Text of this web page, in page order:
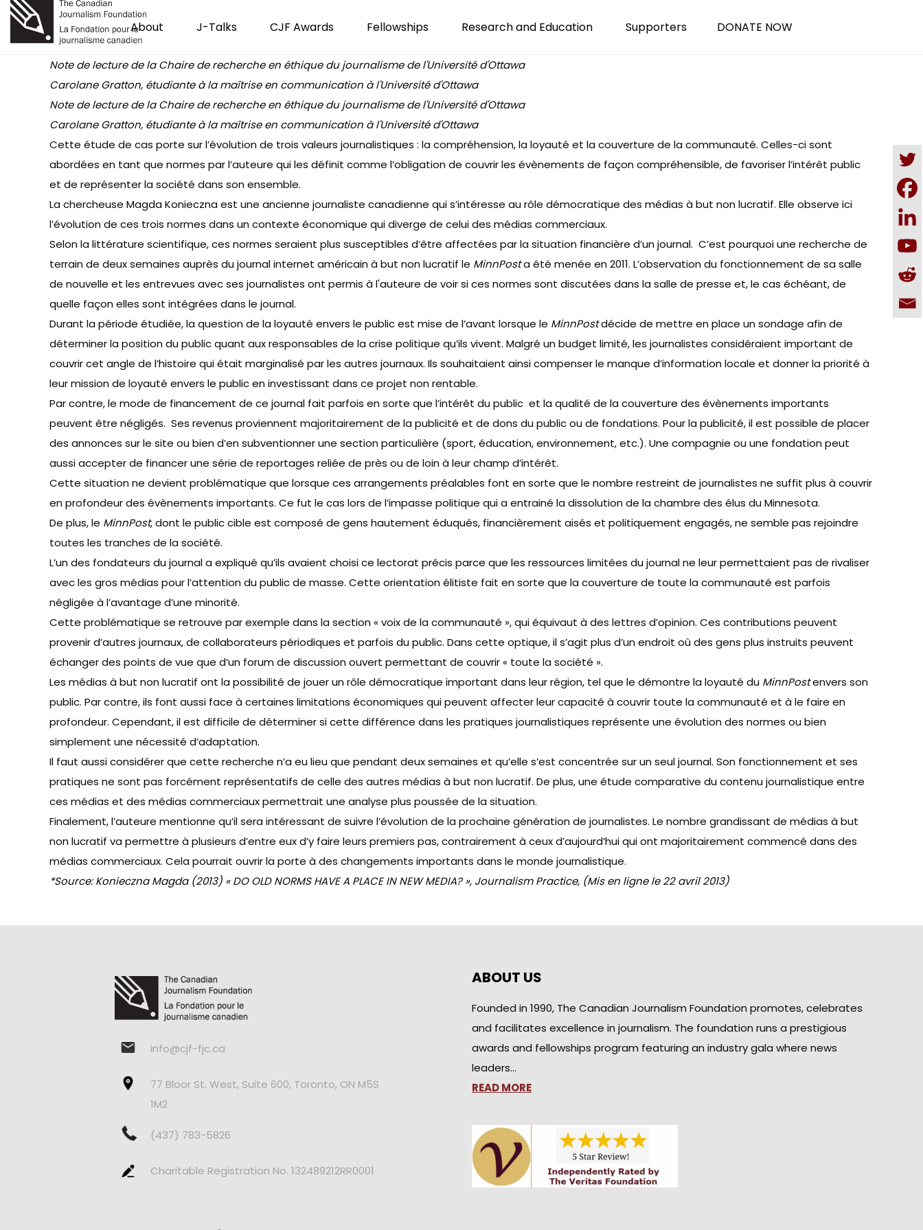
About J-Talks CJF Awards Fellowships Research and Education Supporters DONATE NOW
Note de lecture de la Chaire de recherche en éthique du journalisme de l'Université d'Ottawa
Carolane Gratton, étudiante à la maîtrise en communication à l'Université d'Ottawa
Note de lecture de la Chaire de recherche en éthique du journalisme de l'Université d'Ottawa
Carolane Gratton, étudiante à la maîtrise en communication à l'Université d'Ottawa
Cette étude de cas porte sur l’évolution de trois valeurs journalistiques : la compréhension, la loyauté et la couverture de la communauté. Celles-ci sont
abordées en tant que normes par l’auteure qui les définit comme l’obligation de couvrir les évènements de façon compréhensible, de favoriser l’intérêt public
et de représenter la société dans son ensemble.
La chercheuse Magda Konieczna est une ancienne journaliste canadienne qui s’intéresse au rôle démocratique des médias à but non lucratif. Elle observe ici
l’évolution de ces trois normes dans un contexte économique qui diverge de celui des médias commerciaux.
Selon la littérature scientifique, ces normes seraient plus susceptibles d’être affectées par la situation financière d’un journal. C’est pourquoi une recherche de
terrain de deux semaines auprès du journal internet américain à but non lucratif le MinnPosta été menée en 2011. L’observation du fonctionnement de sa salle
de nouvelle et les entrevues avec ses journalistes ont permis à l'auteure de voir si ces normes sont discutées dans la salle de presse et, le cas échéant, de
quelle façon elles sont intégrées dans le journal.
Durant la période étudiée, la question de la loyauté envers le public est mise de l’avant lorsque le MinnPostdécide de mettre en place un sondage afin de
déterminer la position du public quant aux responsables de la crise politique qu’ils vivent. Malgré un budget limité, les journalistes considéraient important de
couvrir cet angle de l’histoire qui était marginalisé par les autres journaux. Ils souhaitaient ainsi compenser le manque d’information locale et donner la priorité à
leur mission de loyauté envers le public en investissant dans ce projet non rentable.
Par contre, le mode de financement de ce journal fait parfois en sorte que l’intérêt du public et la qualité de la couverture des évènements importants
peuvent être négligés. Ses revenus proviennent majoritairement de la publicité et de dons du public ou de fondations. Pour la publicité, il est possible de placer
des annonces sur le site ou bien d’en subventionner une section particulière (sport, éducation, environnement, etc.). Une compagnie ou une fondation peut
aussi accepter de financer une série de reportages reliée de près ou de loin à leur champ d’intérêt.
Cette situation ne devient problématique que lorsque ces arrangements préalables font en sorte que le nombre restreint de journalistes ne suffit plus à couvrir
en profondeur des évènements importants. Ce fut le cas lors de l’impasse politique qui a entrainé la dissolution de la chambre des élus du Minnesota.
De plus, le MinnPost, dont le public cible est composé de gens hautement éduqués, financièrement aisés et politiquement engagés, ne semble pas rejoindre
toutes les tranches de la société.
L’un des fondateurs du journal a expliqué qu’ils avaient choisi ce lectorat précis parce que les ressources limitées du journal ne leur permettaient pas de rivaliser
avec les gros médias pour l’attention du public de masse. Cette orientation élitiste fait en sorte que la couverture de toute la communauté est parfois
négligée à l’avantage d’une minorité.
Cette problématique se retrouve par exemple dans la section « voix de la communauté », qui équivaut à des lettres d’opinion. Ces contributions peuvent
provenir d’autres journaux, de collaborateurs périodiques et parfois du public. Dans cette optique, il s’agit plus d’un endroit où des gens plus instruits peuvent
échanger des points de vue que d’un forum de discussion ouvert permettant de couvrir « toute la société ».
Les médias à but non lucratif ont la possibilité de jouer un rôle démocratique important dans leur région, tel que le démontre la loyauté du MinnPostenvers son
public. Par contre, ils font aussi face à certaines limitations économiques qui peuvent affecter leur capacité à couvrir toute la communauté et à le faire en
profondeur. Cependant, il est difficile de déterminer si cette différence dans les pratiques journalistiques représente une évolution des normes ou bien
simplement une nécessité d’adaptation.
Il faut aussi considérer que cette recherche n’a eu lieu que pendant deux semaines et qu’elle s’est concentrée sur un seul journal. Son fonctionnement et ses
pratiques ne sont pas forcément représentatifs de celle des autres médias à but non lucratif. De plus, une étude comparative du contenu journalistique entre
ces médias et des médias commerciaux permettrait une analyse plus poussée de la situation.
Finalement, l’auteure mentionne qu’il sera intéressant de suivre l’évolution de la prochaine génération de journalistes. Le nombre grandissant de médias à but
non lucratif va permettre à plusieurs d’entre eux d’y faire leurs premiers pas, contrairement à ceux d’aujourd’hui qui ont majoritairement commencé dans des
médias commerciaux. Cela pourrait ouvrir la porte à des changements importants dans le monde journalistique.
*Source: Konieczna Magda (2013) « DO OLD NORMS HAVE A PLACE IN NEW MEDIA? », Journalism Practice, (Mis en ligne le 22 avril 2013)
info@cjf-fjc.ca
77 Bloor St. West, Suite 600, Toronto, ON M5S
1M2
(437) 783-5826
Charitable Registration No. 132489212RR0001
ABOUT US
Founded in 1990, The Canadian Journalism Foundation promotes, celebrates
and facilitates excellence in journalism. The foundation runs a prestigious
awards and fellowships program featuring an industry gala where news
leaders…
READ MORE